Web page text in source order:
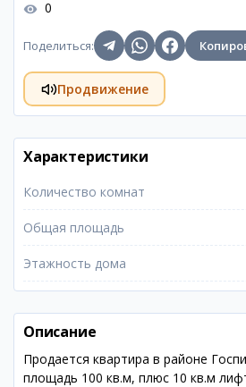
0
Поделиться:
Продвижение
Характеристики
Количество комнат
Общая площадь
Этажность дома
Описание
Продается квартира в районе
площадь 100 кв.м, плюс 10 кв.м